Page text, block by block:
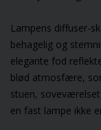
Lampens diffuser-
behagelig og
elegante fod
blød atmosfære,
stuen,
en fast lampe ikke